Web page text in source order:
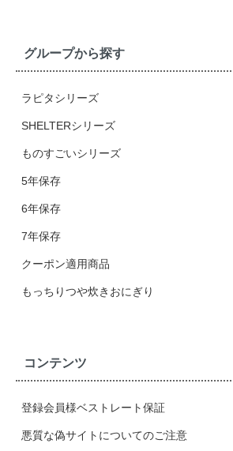
グループから探す
ラピタシリーズ
SHELTERシリーズ
ものすごいシリーズ
5年保存
6年保存
7年保存
クーポン適用商品
もっちりつや炊きおにぎり
コンテンツ
登録会員様ベストレート保証
悪質な偽サイトについてのご注意